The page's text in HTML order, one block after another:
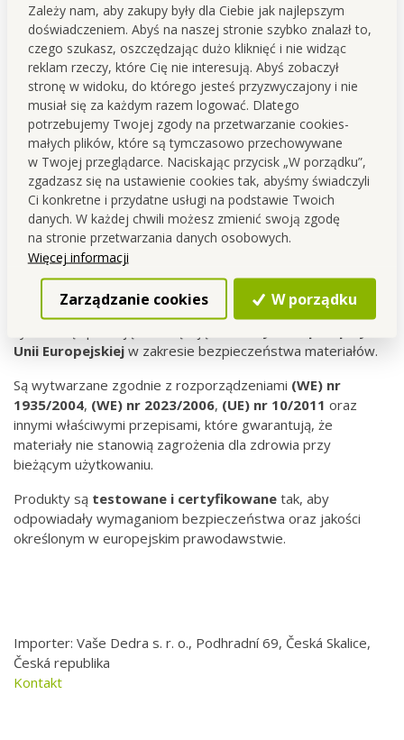
Zależy nam, aby zakupy były dla Ciebie jak najlepszym
doświadczeniem. Abyś na naszej stronie szybko znalazł to,
czego szukasz, oszczędzając dużo kliknięć i nie widząc
reklam rzeczy, które Cię nie interesują. Abyś zobaczył
stronę w widoku, do którego jesteś przyzwyczajony i nie
musiał się za każdym razem logować. Dlatego
potrzebujemy Twojej zgody na przetwarzanie cookies-
małych plików, które są tymczasowo przechowywane
w Twojej przeglądarce. Naciskając przycisk „W porządku”,
zgadzasz się na ustawienie cookies tak, abyśmy świadczyli
Ci konkretne i przydatne usługi na podstawie Twoich
danych. W każdej chwili możesz zmienić swoją zgodę
na stronie przetwarzania danych osobowych.
Więcej informacji
Zarządzanie cookies W porządku
Produkty przeznaczone do kontaktu z
żywnością
Wszystkie produkty DEDRA przeznaczone do kontaktu z
Unii Europejskiej w zakresie bezpieczeństwa materiałów.
Są wytwarzane zgodnie z rozporządzeniami (WE) nr
1935/2004, (WE) nr 2023/2006, (UE) nr 10/2011 oraz
innymi właściwymi przepisami, które gwarantują, że
materiały nie stanowią zagrożenia dla zdrowia przy
bieżącym użytkowaniu.
Produkty są testowane i certyfikowane tak, aby
odpowiadały wymaganiom bezpieczeństwa oraz jakości
określonym w europejskim prawodawstwie.
Importer: Vaše Dedra s. r. o., Podhradní 69, Česká Skalice,
Česká republika
Kontakt